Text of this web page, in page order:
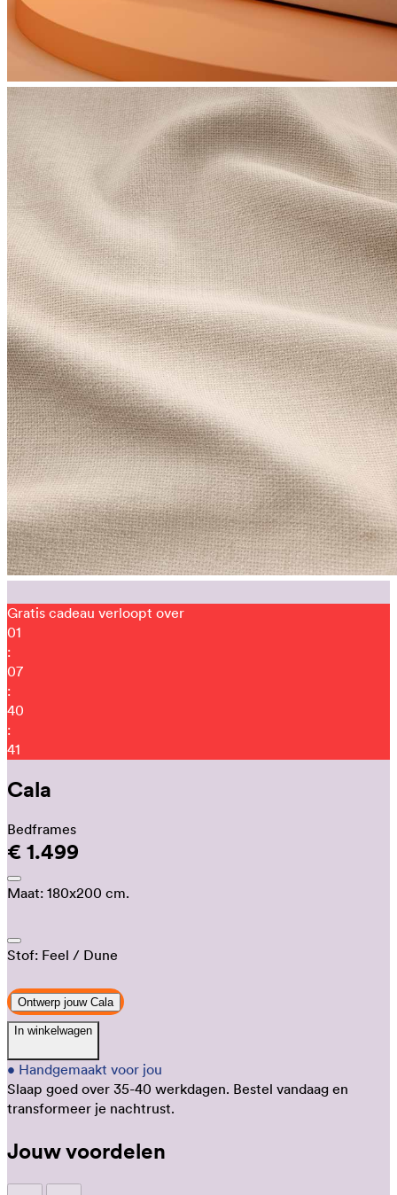
Gratis cadeau verloopt over
01
:
07
:
40
:
32
Cala
Bedframes
€ 1.499
Maat: 180x200 cm.
Stof: Feel / Dune
Ontwerp jouw Cala
In winkelwagen
• Handgemaakt voor jou
Slaap goed over 35-40 werkdagen. Bestel vandaag en
transformeer je nachtrust.
Jouw voordelen